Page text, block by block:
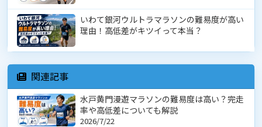
いわて銀河ウルトラマラソンの難易度が高い
理由！高低差がキツイって本当？
関連記事
水戸黄門漫遊マラソンの難易度は高い？完走
率や高低差についても解説
2026/7/22